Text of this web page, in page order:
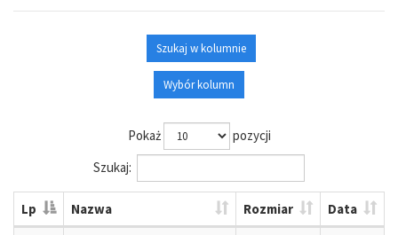
Szukaj w kolumnie
Wybór kolumn
Pokaż
pozycji
Szukaj:
Lp Nazwa Rozmiar Data